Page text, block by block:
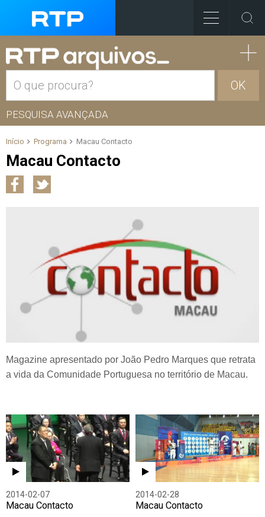
OK
PESQUISA AVANÇADA
Início Programa Macau Contacto
Macau Contacto
Magazine apresentado por João Pedro Marques que retrata
a vida da Comunidade Portuguesa no território de Macau.
2014-02-07
Macau Contacto
2014-02-28
Macau Contacto